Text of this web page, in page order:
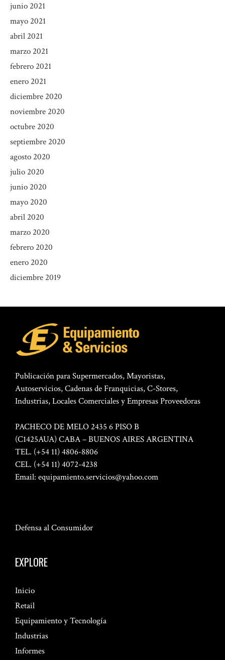
junio 2021
mayo 2021
abril 2021
marzo 2021
febrero 2021
enero 2021
diciembre 2020
noviembre 2020
octubre 2020
septiembre 2020
agosto 2020
julio 2020
junio 2020
mayo 2020
abril 2020
marzo 2020
febrero 2020
enero 2020
diciembre 2019
Publicación para Supermercados, Mayoristas,
Autoservicios, Cadenas de Franquicias, C-Stores,
Industrias, Locales Comerciales y Empresas Proveedoras
PACHECO DE MELO 2435 6 PISO B
(C1425AUA) CABA – BUENOS AIRES ARGENTINA
TEL. (+54 11) 4806-8806
CEL. (+54 11) 4072-4238
Email: equipamiento.servicios@yahoo.com
Defensa al Consumidor
EXPLORE
Inicio
Retail
Equipamiento y Tecnología
Industrias
Informes